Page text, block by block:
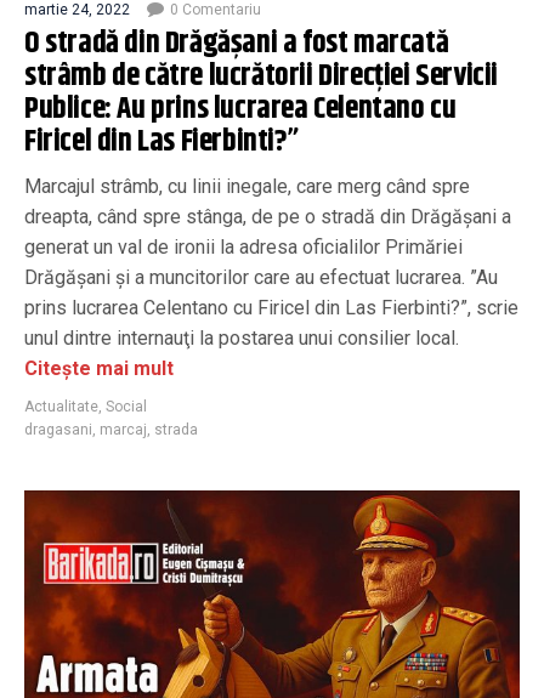
martie 24, 2022 0 Comentariu
O stradă din Drăgăşani a fost marcată
strâmb de către lucrătorii Direcţiei Servicii
Publice: Au prins lucrarea Celentano cu
Firicel din Las Fierbinti?”
Marcajul strâmb, cu linii inegale, care merg când spre
dreapta, când spre stânga, de pe o stradă din Drăgăşani a
generat un val de ironii la adresa oficialilor Primăriei
Drăgăşani şi a muncitorilor care au efectuat lucrarea. ”Au
prins lucrarea Celentano cu Firicel din Las Fierbinti?”, scrie
unul dintre internauţi la postarea unui consilier local.
Citește mai mult
Actualitate, Social
dragasani, marcaj, strada